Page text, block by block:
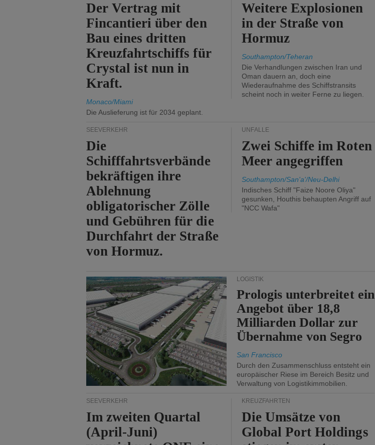
Der Vertrag mit
Fincantieri über den
Bau eines dritten
Kreuzfahrtschiffs für
Crystal ist nun in
Kraft.
Monaco/Miami
Die Auslieferung ist für 2034 geplant.
Weitere Explosionen
in der Straße von
Hormuz
Southampton/Teheran
Die Verhandlungen zwischen Iran und
Oman dauern an, doch eine
Wiederaufnahme des Schiffstransits
scheint noch in weiter Ferne zu liegen.
SEEVERKEHR
Die
Schifffahrtsverbände
bekräftigen ihre
Ablehnung
obligatorischer Zölle
und Gebühren für die
Durchfahrt der Straße
von Hormuz.
UNFÄLLE
Zwei Schiffe im Roten
Meer angegriffen
Southampton/San'a'/Neu-Delhi
Indisches Schiff "Faize Noore Oliya"
gesunken, Houthis behaupten Angriff auf
"NCC Wafa"
LOGISTIK
Prologis unterbreitet ein
Angebot über 18,8
Milliarden Dollar zur
Übernahme von Segro
San Francisco
Durch den Zusammenschluss entsteht ein
europäischer Riese im Bereich Besitz und
Verwaltung von Logistikimmobilien.
SEEVERKEHR
Im zweiten Quartal
(April-Juni)
KREUZFAHRTEN
Die Umsätze von
Global Port Holdings